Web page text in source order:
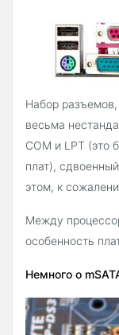
Набор
весьма
COM и LPT (это
плат),
этом, к
Между
особенность
Немного о